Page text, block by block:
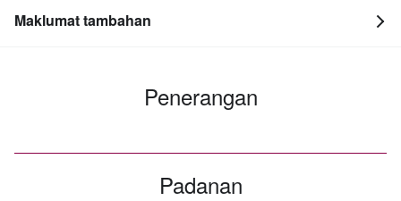
Maklumat tambahan
Penerangan
Padanan